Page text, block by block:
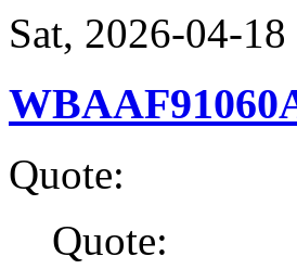
Sat, 2026-04-
Quote:
Quote: